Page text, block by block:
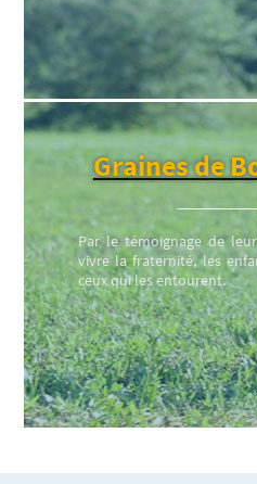
Graines de
Par le témoignage de
vivre la fraternité, les
ceux qui les entourent.